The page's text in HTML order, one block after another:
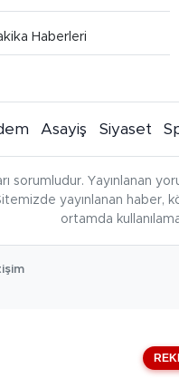
Haberleri
Asayiş Siyaset
sorumludur. Yayınlanan
yayınlanan haber,
ortamda